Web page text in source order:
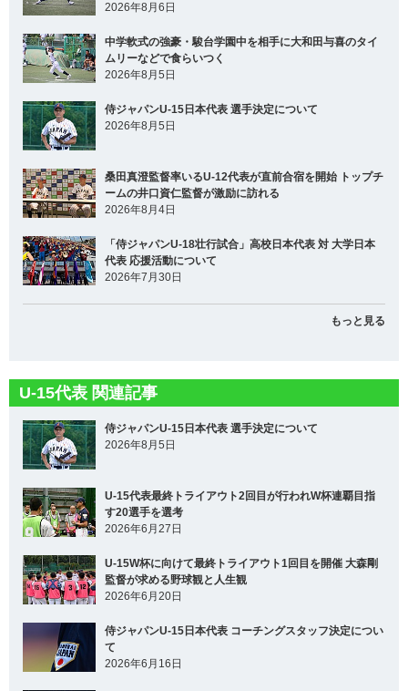
2026年8月6日
中学軟式の強豪・駿台学園中を相手に大和田与喜のタイ
ムリーなどで食らいつく
2026年8月5日
侍ジャパンU-15日本代表 選手決定について
2026年8月5日
桑田真澄監督率いるU-12代表が直前合宿を開始 トップチ
ームの井口資仁監督が激励に訪れる
2026年8月4日
「侍ジャパンU-18壮行試合」高校日本代表 対 大学日本
代表 応援活動について
2026年7月30日
もっと見る
U-15代表 関連記事
侍ジャパンU-15日本代表 選手決定について
2026年8月5日
U-15代表最終トライアウト2回目が行われW杯連覇目指
す20選手を選考
2026年6月27日
U-15W杯に向けて最終トライアウト1回目を開催 大森剛
監督が求める野球観と人生観
2026年6月20日
侍ジャパンU-15日本代表 コーチングスタッフ決定につい
て
2026年6月16日